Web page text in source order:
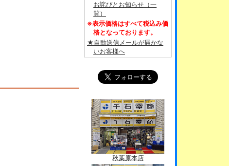
お詫びとお知らせ（一
覧）
※表示価格はすべて税込み価
格となっております。
★自動送信メールが届かな
いお客様へ
秋葉原本店